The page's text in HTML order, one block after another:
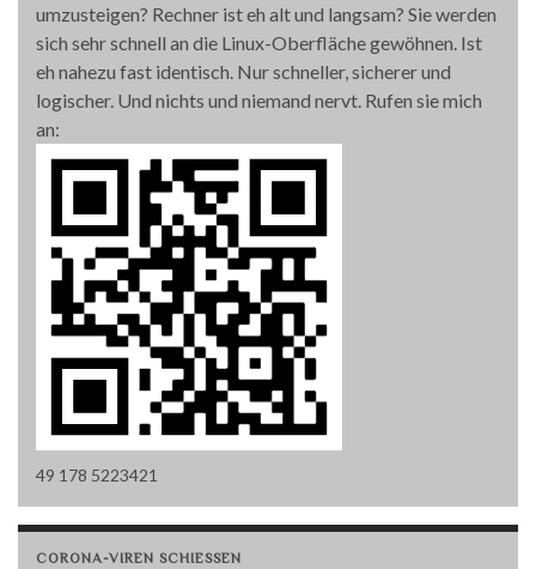
umzusteigen? Rechner ist eh alt und langsam? Sie werden
sich sehr schnell an die Linux-Oberfläche gewöhnen. Ist
eh nahezu fast identisch. Nur schneller, sicherer und
logischer. Und nichts und niemand nervt. Rufen sie mich
an:
49 178 5223421
CORONA-VIREN SCHIESSEN